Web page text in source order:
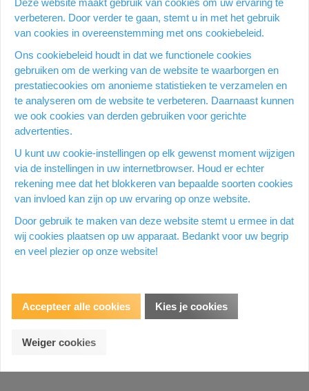
Productspecificatie
Breedte (mm) 13
Hoogte (mm)
Gewicht (g)
Lengte (mm) 140
Menu
Kantoorstore
Verzenden en retouren
Privacy Policy
Account gegevens
Deze website maakt gebruik van cookies om uw ervaring te
verbeteren. Door verder te gaan, stemt u in met het gebruik
van cookies in overeenstemming met ons cookiebeleid.
Ons cookiebeleid houdt in dat we functionele cookies
gebruiken om de werking van de website te waarborgen en
prestatiecookies om anonieme statistieken te verzamelen en
te analyseren om de website te verbeteren. Daarnaast kunnen
we ook cookies van derden gebruiken voor gerichte
advertenties.
U kunt uw cookie-instellingen op elk gewenst moment wijzigen
via de instellingen in uw internetbrowser. Houd er echter
rekening mee dat het blokkeren van bepaalde soorten cookies
van invloed kan zijn op uw ervaring op onze website.
Door gebruik te maken van deze website stemt u ermee in dat
wij cookies plaatsen op uw apparaat. Bedankt voor uw begrip
en veel plezier op onze website!
Accepteer alle cookies Kies je cookies
Weiger cookies